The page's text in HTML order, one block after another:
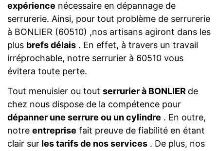
expérience nécessaire en dépannage de
serrurerie. Ainsi, pour tout problème de serrurerie
à BONLIER (60510) ,nos artisans agiront dans les
plus brefs délais . En effet, à travers un travail
irréprochable, notre serrurier à 60510 vous
évitera toute perte.
Tout menuisier ou tout serrurier à BONLIER de
chez nous dispose de la compétence pour
dépanner une serrure ou un cylindre . En outre,
notre entreprise fait preuve de fiabilité en étant
clair sur les tarifs de nos services . De plus, nos